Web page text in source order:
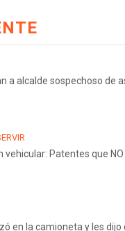
a alcalde sospechoso de
vehicular: Patentes que
en la camioneta y les